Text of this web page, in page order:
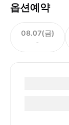
옵션예약
08.07(금)
-